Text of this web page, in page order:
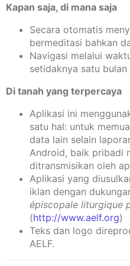
Kapan saja, di mana saja
Secara otomatis
bermeditasi bahkan
Navigasi melalui
setidaknya satu bulan
Di tanah yang terpercaya
Aplikasi ini
satu hal: untuk
data lain selain
Android, baik pribadi
ditransmisikan oleh
Aplikasi yang
iklan dengan
épiscopale liturgique
(http://www.aelf.org)
Teks dan logo
AELF.